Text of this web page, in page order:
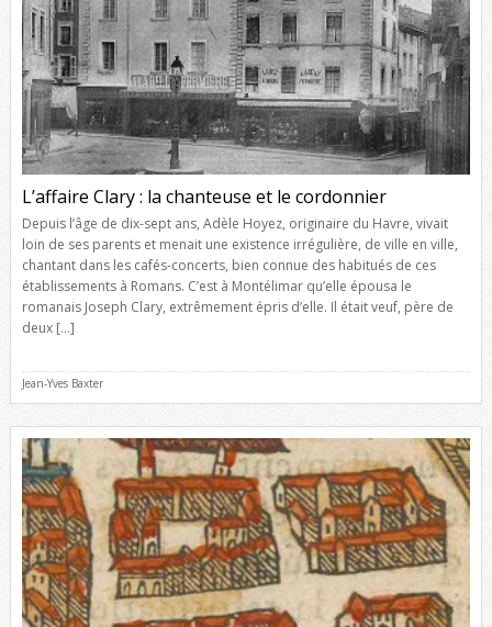
L’affaire Clary : la chanteuse et le cordonnier
Depuis l’âge de dix-sept ans, Adèle Hoyez, originaire du Havre, vivait
loin de ses parents et menait une existence irrégulière, de ville en ville,
chantant dans les cafés-concerts, bien connue des habitués de ces
établissements à Romans. C’est à Montélimar qu’elle épousa le
romanais Joseph Clary, extrêmement épris d’elle. Il était veuf, père de
deux […]
Jean-Yves Baxter